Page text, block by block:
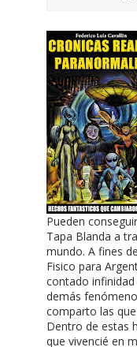
Pueden
Tapa Blanda a
mundo. A fines
Fisico para
contado
demás
comparto las
Dentro de estas
que vivencié en